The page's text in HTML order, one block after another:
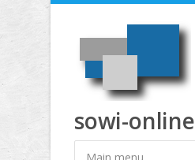
Direkt zum Inhalt
sowi-online